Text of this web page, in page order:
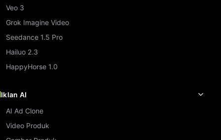
Veo 3
Grok Imagine Video
Seedance 1.5 Pro
Hailuo 2.3
HappyHorse 1.0
Iklan AI
AI Ad Clone
Video Produk